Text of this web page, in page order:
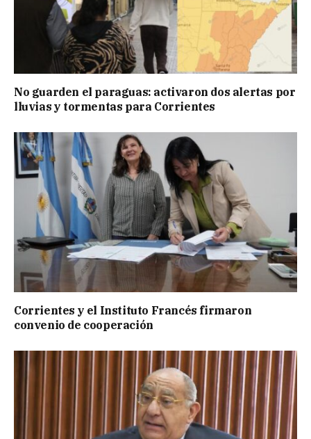
No guarden el paraguas: activaron dos alertas por
lluvias y tormentas para Corrientes
Corrientes y el Instituto Francés firmaron
convenio de cooperación